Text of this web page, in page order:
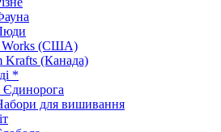
Works (США)
Krafts (Канада)
*
Єдинорога
для вишивання